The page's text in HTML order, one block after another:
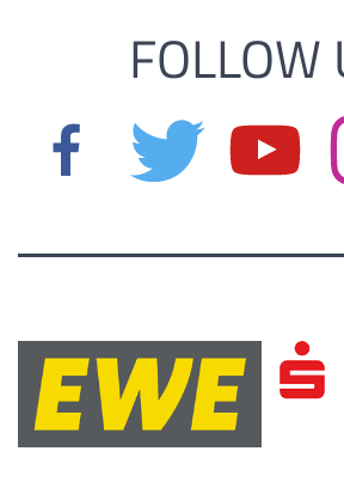
FOLLOW